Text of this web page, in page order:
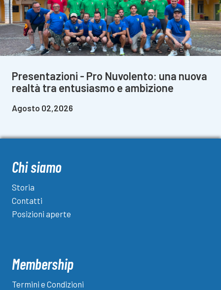
Presentazioni - Pro Nuvolento: una nuova
realtà tra entusiasmo e ambizione
Agosto 02,2026
Chi siamo
Storia
Contatti
Posizioni aperte
Membership
Termini e Condizioni